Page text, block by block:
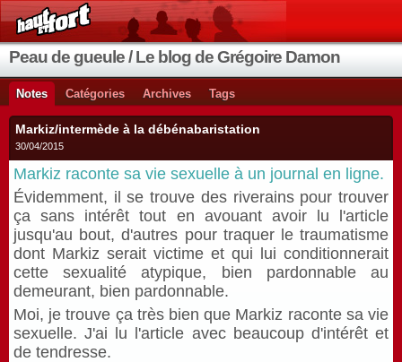
Peau de gueule / Le blog de Grégoire Damon
Notes Catégories Archives Tags
Markiz/intermède à la débénabaristation
30/04/2015
Markiz raconte sa vie sexuelle à un journal en ligne.
Évidemment, il se trouve des riverains pour trouver
ça sans intérêt tout en avouant avoir lu l'article
jusqu'au bout, d'autres pour traquer le traumatisme
dont Markiz serait victime et qui lui conditionnerait
cette sexualité atypique, bien pardonnable au
demeurant, bien pardonnable.
Moi, je trouve ça très bien que Markiz raconte sa vie
sexuelle. J'ai lu l'article avec beaucoup d'intérêt et
de tendresse.